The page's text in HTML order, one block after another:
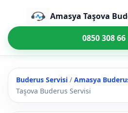
Amasya Taşova
0850 308 66
Buderus Servisi / Amasya
Taşova Buderus Servisi